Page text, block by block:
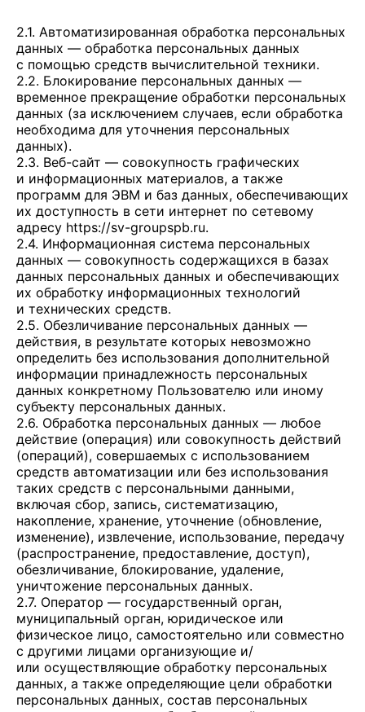
2.1. Автоматизированная обработка персональных
данных — обработка персональных данных
с помощью средств вычислительной техники.
2.2. Блокирование персональных данных —
временное прекращение обработки персональных
данных (за исключением случаев, если обработка
необходима для уточнения персональных
данных).
2.3. Веб-сайт — совокупность графических
и информационных материалов, а также
программ для ЭВМ и баз данных, обеспечивающих
их доступность в сети интернет по сетевому
адресу https://sv-groupspb.ru.
2.4. Информационная система персональных
данных — совокупность содержащихся в базах
данных персональных данных и обеспечивающих
их обработку информационных технологий
и технических средств.
2.5. Обезличивание персональных данных —
действия, в результате которых невозможно
определить без использования дополнительной
информации принадлежность персональных
данных конкретному Пользователю или иному
субъекту персональных данных.
2.6. Обработка персональных данных — любое
действие (операция) или совокупность действий
(операций), совершаемых с использованием
средств автоматизации или без использования
таких средств с персональными данными,
включая сбор, запись, систематизацию,
накопление, хранение, уточнение (обновление,
изменение), извлечение, использование, передачу
(распространение, предоставление, доступ),
обезличивание, блокирование, удаление,
уничтожение персональных данных.
2.7. Оператор — государственный орган,
муниципальный орган, юридическое или
физическое лицо, самостоятельно или совместно
с другими лицами организующие и/
или осуществляющие обработку персональных
данных, а также определяющие цели обработки
персональных данных, состав персональных